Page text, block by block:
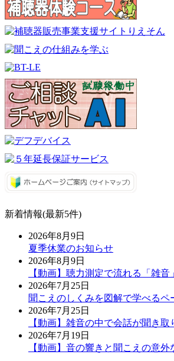
新着情報(最新5件)
2026年8月9日
夏季休業のお知らせ
2026年8月9日
【動画】聴力測定で流れる「雑音
2026年7月25日
聞こえのしくみを図解で学べるペ
2026年7月25日
【動画】雑音の中で会話が聞き取
2026年7月19日
【動画】音の響きと聞こえの意外